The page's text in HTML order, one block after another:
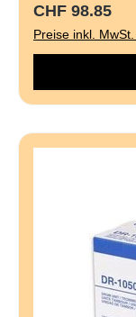
Regulärer
CHF 98.85
Preise inkl.